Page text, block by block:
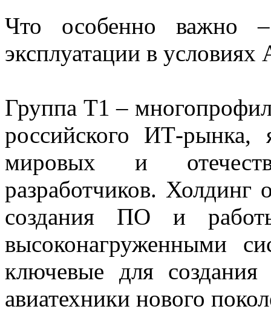
Что особенно важно
эксплуатации в условиях
Группа Т1 –
российского ИТ-рынка,
мировых и
разработчиков. Холдинг
создания ПО и
высоконагруженными
ключевые для создания
авиатехники нового